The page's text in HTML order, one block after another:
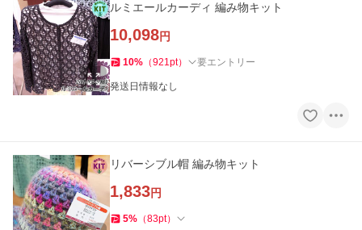
ルミエールカーディ 編み物キット
10,098円
10% （921pt） 要エントリー
発送日情報なし
リバーシブル帽 編み物キット
1,833円
5% （83pt）